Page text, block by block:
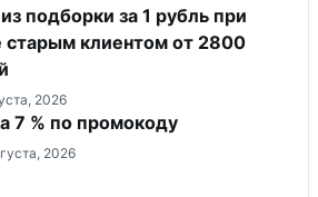
подборки за 1 рубль при
старым клиентом от 2800
2026
7 % по промокоду
2026